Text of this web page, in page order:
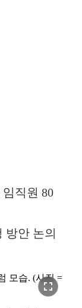
직원 80
방안 논의
fullscreen